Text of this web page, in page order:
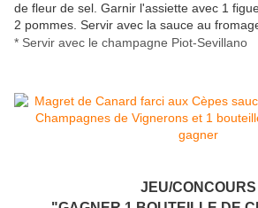
de fleur de sel. Garnir l'assiette avec 1
2 pommes. Servir avec la sauce au
* Servir avec le champagne Piot-Sevillano
JEU/CONCOURS